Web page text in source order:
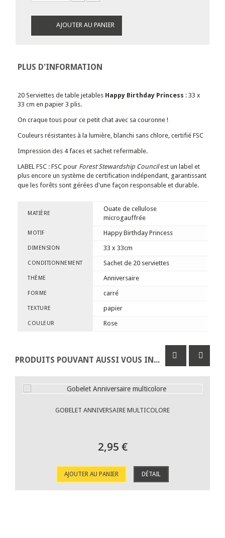
AJOUTER AU PANIER
PLUS D'INFORMATION
20 Serviettes de table jetables Happy Birthday Princess : 33 x
33 cm en papier 3 plis.
On craque tous pour ce petit chat avec sa couronne !
Couleurs résistantes à la lumière, blanchi sans chlore, certifié FSC
Impression des 4 faces et sachet refermable.
LABEL FSC : FSC pour Forest Stewardship Councilest un label et
plus encore un système de certification indépendant, garantissant
que les forêts sont gérées d'une façon responsable et durable.
MATIÈRE
Ouate de cellulose
microgauffrée
MOTIF Happy Birthday Princess
DIMENSION 33 x 33cm
CONDITIONNEMENT Sachet de 20 serviettes
THÈME Anniversaire
FORME carré
TEXTURE papier
COULEUR Rose
PRODUITS POUVANT AUSSI VOUS INTÉRESSER
GOBELET ANNIVERSAIRE MULTICOLORE
2,95 €
AJOUTER AU PANIER DÉTAIL